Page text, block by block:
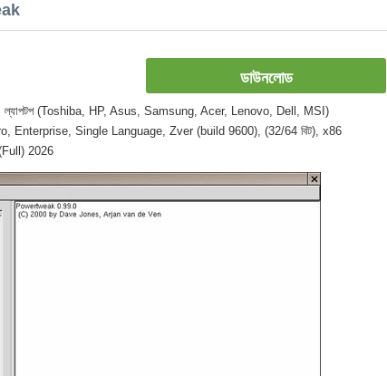
ডাউনলোড
ল্যাপটপ (Toshiba, HP, Asus, Samsung, Acer, Lenovo, Dell, MSI)
Pro, Enterprise, Single Language, Zver (build 9600), (32/64 বিট), x86
(Full) 2026